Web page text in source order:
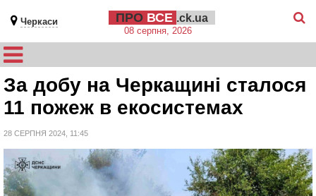
Черкаси ПРО ВСЕ .ck.ua
08 серпня, 2026
За добу на Черкащині сталося
11 пожеж в екосистемах
28 СЕРПНЯ 2024, 11:45